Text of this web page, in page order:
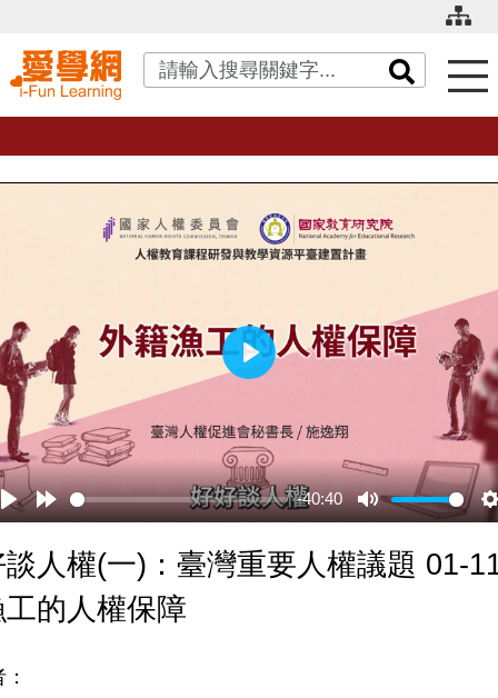
關鍵字搜尋
-40:40
播
放
人權(一)：臺灣重要人權議題 01-
的人權保障